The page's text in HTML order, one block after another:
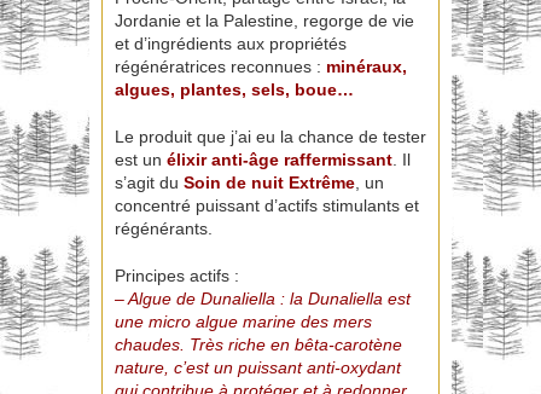
Jordanie et la Palestine, regorge de vie
et d’ingrédients aux propriétés
régénératrices reconnues : minéraux,
algues, plantes, sels, boue…
Le produit que j’ai eu la chance de tester
est un élixir anti-âge raffermissant. Il
s’agit du Soin de nuit Extrême, un
concentré puissant d’actifs stimulants et
régénérants.
Principes actifs :
– Algue de Dunaliella : la Dunaliella est
une micro algue marine des mers
chaudes. Très riche en bêta-carotène
nature, c’est un puissant anti-oxydant